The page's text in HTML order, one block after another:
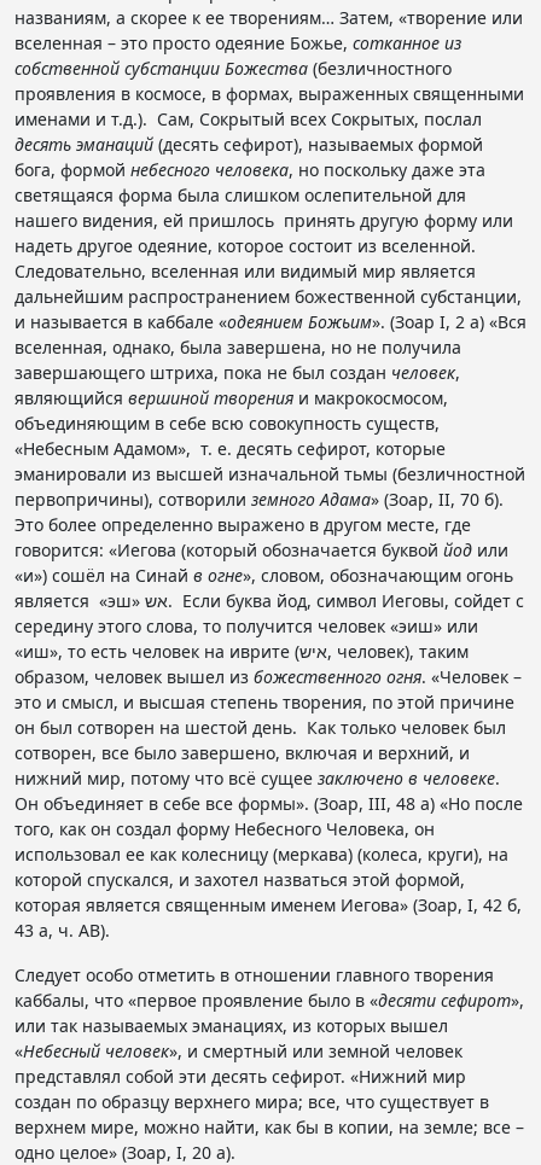
названиям, а скорее к ее творениям… Затем, «творение или
вселенная – это просто одеяние Божье, сотканное из
собственной субстанции Божества (безличностного
проявления в космосе, в формах, выраженных священными
именами и т.д.). Сам, Сокрытый всех Сокрытых, послал
десять эманаций (десять сефирот), называемых формой
бога, формой небесного человека, но поскольку даже эта
светящаяся форма была слишком ослепительной для
нашего видения, ей пришлось принять другую форму или
надеть другое одеяние, которое состоит из вселенной.
Следовательно, вселенная или видимый мир является
дальнейшим распространением божественной субстанции,
и называется в каббале «одеянием Божьим». (Зоар I, 2 а) «Вся
вселенная, однако, была завершена, но не получила
завершающего штриха, пока не был создан человек,
являющийся вершиной творения и макрокосмосом,
объединяющим в себе всю совокупность существ,
«Небесным Адамом», т. е. десять сефирот, которые
эманировали из высшей изначальной тьмы (безличностной
первопричины), сотворили земного Адама» (Зоар, II, 70 б).
Это более определенно выражено в другом месте, где
говорится: «Иегова (который обозначается буквой йод или
«и») сошёл на Синай в огне», словом, обозначающим огонь
является «эш» אש. Если буква йод, символ Иеговы, сойдет с
середину этого слова, то получится человек «эиш» или
«иш», то есть человек на иврите (איש, человек), таким
образом, человек вышел из божественного огня. «Человек –
это и смысл, и высшая степень творения, по этой причине
он был сотворен на шестой день. Как только человек был
сотворен, все было завершено, включая и верхний, и
нижний мир, потому что всё сущее заключено в человеке.
Он объединяет в себе все формы». (Зоар, III, 48 а) «Но после
того, как он создал форму Небесного Человека, он
использовал ее как колесницу (меркава) (колеса, круги), на
которой спускался, и захотел назваться этой формой,
которая является священным именем Иегова» (Зоар, I, 42 б,
43 а, ч. AB).
Следует особо отметить в отношении главного творения
каббалы, что «первое проявление было в «десяти сефирот»,
или так называемых эманациях, из которых вышел
«Небесный человек», и смертный или земной человек
представлял собой эти десять сефирот. «Нижний мир
создан по образцу верхнего мира; все, что существует в
верхнем мире, можно найти, как бы в копии, на земле; все –
одно целое» (Зоар, I, 20 а).